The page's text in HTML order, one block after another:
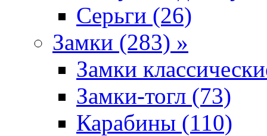
Серьги (26)
Замки (283) »
Замки
Замки-тогл (73)
Карабины (110)